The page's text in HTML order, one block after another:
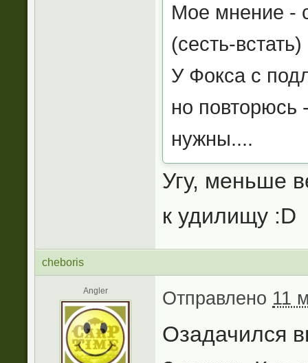
Мое мнение -
(сесть-
У Фокса с
но повторюсь
нужны....
Угу, меньше
к удилищу :D
cheboris
Angler Отправлено 11
Озадачился